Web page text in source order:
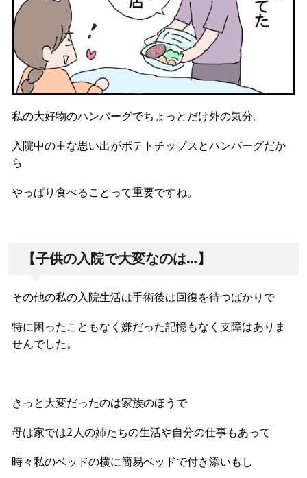
私の大好物のハンバーグでちょっとだけ外の気分。
入院中の主な思い出がポテトチップスとハンバーグだか
ら
やっぱり食べることって重要ですね。
【子供の入院で大変なのは…】
その他の私の入院生活は手術後は回復を待つばかりで
特に困ったこともなく嫌だった記憶もなく支障はありま
せんでした。
きっと大変だったのは家族のほうで
母は家では2人の姉たちの生活や自分の仕事もあって
時々私のベッドの横に簡易ベッドで付き添いもし